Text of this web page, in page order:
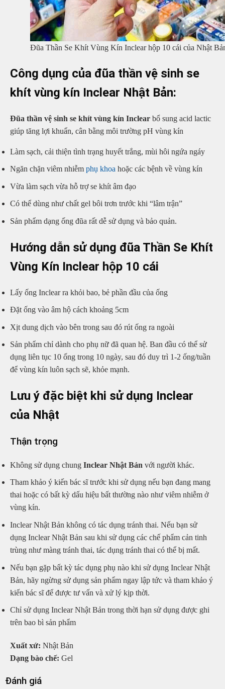
Đũa Thần Se Khít Vùng Kín Inclear hộp 10 cái của Nhật
Công dụng của đũa thần vệ sinh se
khít vùng kín Inclear Nhật Bản:
Đũa thần vệ sinh se khít vùng kín Inclear bổ sung acid lactic
giúp tăng lợi khuẩn, cân bằng môi trường pH vùng kín
Làm sạch, cải thiện tình trạng huyết trắng, mùi hôi ngứa ngáy
Ngăn chặn viêm nhiễm phụ khoa hoặc các bệnh về vùng kín
Vừa làm sạch vừa hỗ trợ se khít âm đạo
Có thể dùng như chất gel bôi trơn trước khi “lâm trận”
Sản phẩm dạng ống đũa rất dễ sử dụng và bảo quản.
Hướng dẫn sử dụng đũa Thần Se Khít
Vùng Kín Inclear hộp 10 cái
Lấy ống Inclear ra khỏi bao, bẻ phần đầu của ống
Đặt ống vào âm hộ cách khoảng 5cm
Xịt dung dịch vào bên trong sau đó rút ống ra ngoài
Sản phẩm chỉ dành cho phụ nữ đã quan hệ. Ban đầu có thể sử
dụng liên tục 10 ống trong 10 ngày, sau đó duy trì 1-2 ống/tuần
để vùng kín luôn sạch sẽ, khỏe mạnh.
Lưu ý đặc biệt khi sử dụng Inclear
của Nhật
Thận trọng
Không sử dụng chung Inclear Nhật Bản với người khác.
Tham khảo ý kiến bác sĩ trước khi sử dụng nếu bạn đang mang
thai hoặc có bất kỳ dấu hiệu bất thường nào như viêm nhiễm ở
vùng kín.
Inclear Nhật Bản không có tác dụng tránh thai. Nếu bạn sử
dụng Inclear Nhật Bản sau khi sử dụng các chế phẩm cản tinh
trùng như màng tránh thai, tác dụng tránh thai có thể bị mất.
Nếu bạn gặp bất kỳ tác dụng phụ nào khi sử dụng Inclear Nhật
Bản, hãy ngừng sử dụng sản phẩm ngay lập tức và tham khảo ý
kiến bác sĩ để được tư vấn và xử lý kịp thời.
Chỉ sử dụng Inclear Nhật Bản trong thời hạn sử dụng được ghi
trên bao bì sản phẩm
Xuất xứ: Nhật Bản
Dạng bào chế: Gel
Đánh giá